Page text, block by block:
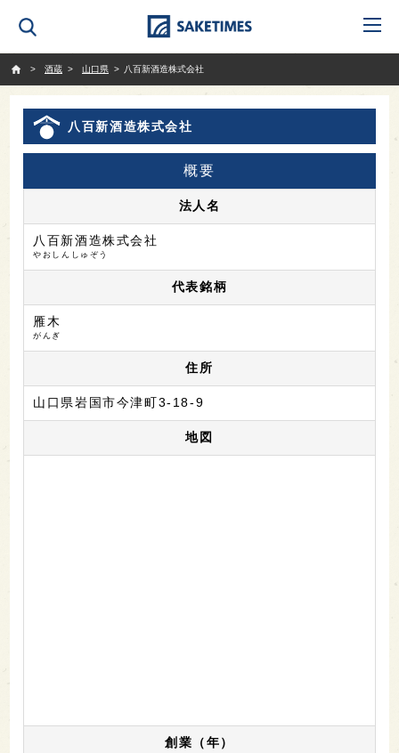
酒蔵
山口県 八百新酒造株式会社
八百新酒造株式会社
概要
法人名
八百新酒造株式会社
やおしんしゅぞう
代表銘柄
雁木
がんぎ
住所
山口県岩国市今津町3-18-9
地図
創業（年）